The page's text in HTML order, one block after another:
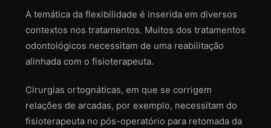
A temática da flexibilidade é inserida em diversos
contextos nos tratamentos. Muitos dos tratamentos
odontológicos necessitam de uma reabilitação
alinhada com o fisioterapeuta.
Cirurgias ortognáticas, em que se corrigem
relações de arcadas, por exemplo, necessitam do
fisioterapeuta no pós-operatório para retomada da